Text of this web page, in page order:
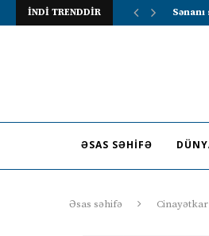
İNDİ TRENDDİR Lavrov
ƏSAS SƏHIFƏ
Əsas səhifə